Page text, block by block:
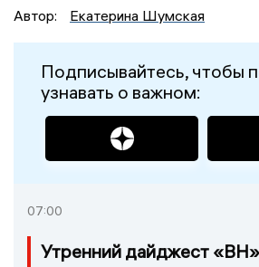
Автор:
Екатерина Шумская
Подписывайтесь, чтобы
узнавать о важном:
07:00
Утренний дайджест